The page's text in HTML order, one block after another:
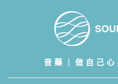
音藥｜做自己